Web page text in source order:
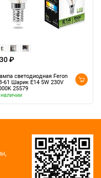
₽
светодиодная Feron
61 Шарик E14 5W 230V
25579